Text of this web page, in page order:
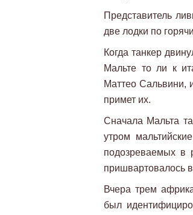
Представитель
две лодки по
Когда танкер
Мальте то ли к
Маттео Сальвини,
примет их.
Сначала Мальта
утром
подозреваемых в
пришвартовалось
Вчера трем
был